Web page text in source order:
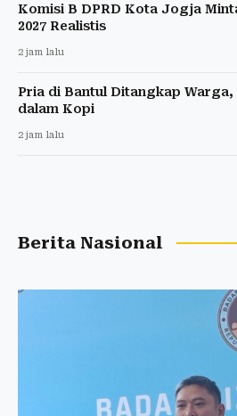
Komisi B DPRD Kota Jogja
2027 Realistis
2 jam lalu
Pria di Bantul Ditangkap Warga,
dalam Kopi
2 jam lalu
Berita Nasional